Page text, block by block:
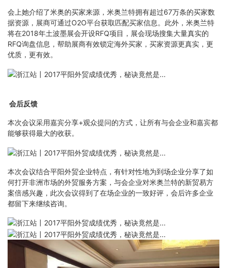
会上她介绍了米奥的买家来源，米奥兰特拥有超过67万条的买家数
据资源，展商可通过O2O平台获取匹配买家信息。此外，米奥兰特
将在2018年土波墨展会开设RFQ项目，展会现场搜集大量真实的
RFQ询盘信息，帮助展商有效锁定海外买家，买家资源更真实，更
优质，更有效。
会后反馈
本次会议采用嘉宾分享+观众提问的方式，让所有与会企业和嘉宾都
能够获得最大的收获。
本次会议结合平阳外贸企业特点，有针对性地为到场企业分享了如
何打开非洲市场的外贸服务方案，与会企业对米奥兰特的新贸易方
案倍感兴趣，此次会议得到了在场企业的一致好评，会后许多企业
都留下来继续咨询。